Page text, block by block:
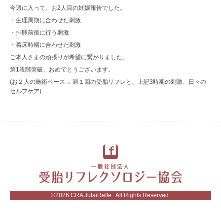
今週に入って、お2人目の妊娠報告でした。
・生理周期に合わせた刺激
・排卵前後に行う刺激
・着床時期に合わせた刺激
ご本人さまの頑張りが希望に繋がりました。
第1段階突破、おめでとうございます。
(お２人の施術ペース→ 週１回の受胎リフレと、上記3時期の刺激、日々の
セルフケア)
©2026 CRA JutaiRefle . All Rights Reserved.